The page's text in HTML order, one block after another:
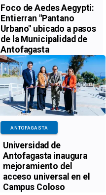
Foco de Aedes Aegypti:
Entierran "Pantano
Urbano" ubicado a pasos
de la Municipalidad de
Antofagasta
Universidad de
Antofagasta inaugura
mejoramiento del
acceso universal en el
Campus Coloso
ANTOFAGASTA